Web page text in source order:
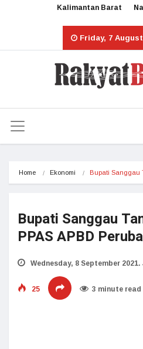
Kalimantan Barat
Friday, 7 August
Home Ekonomi Bupati Sanggau
Bupati Sanggau
PPAS APBD
Wednesday, 8 September 2021.
25 3 minute read